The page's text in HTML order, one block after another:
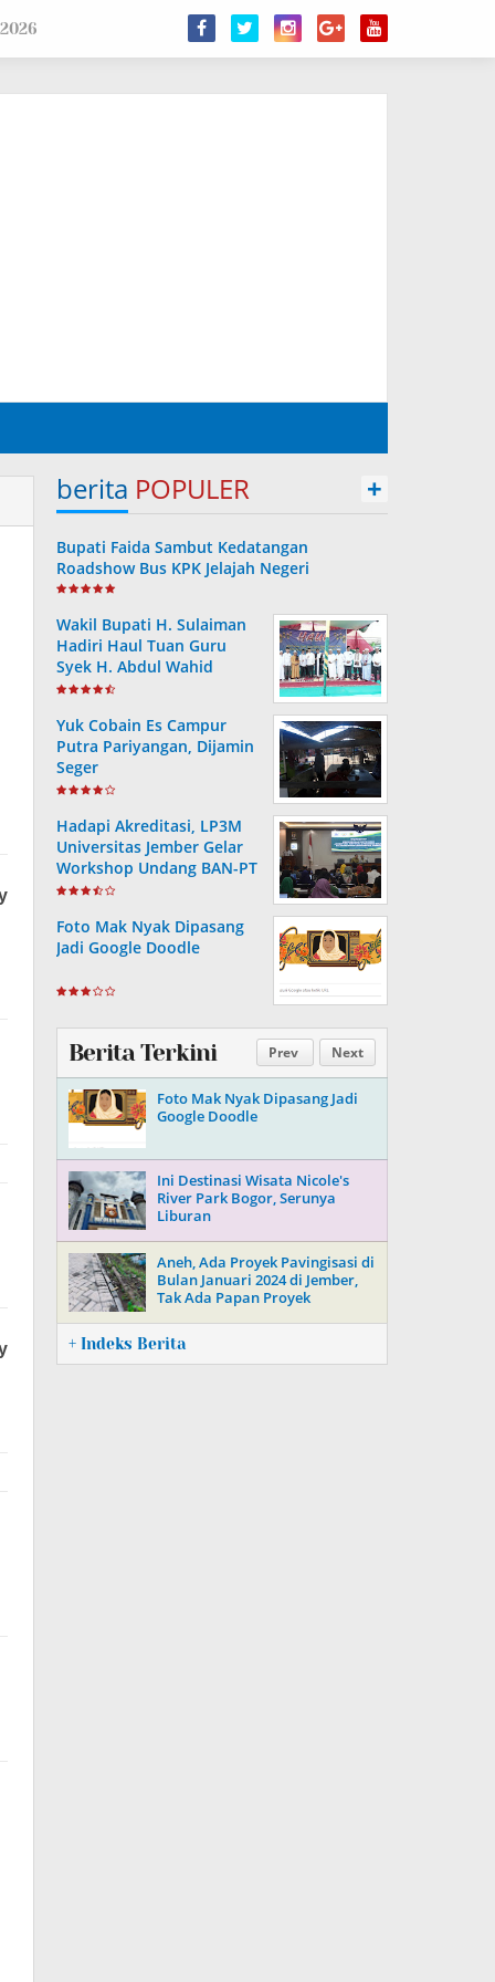
berita POPULER +
Bupati Faida Sambut Kedatangan
Roadshow Bus KPK Jelajah Negeri
Wakil Bupati H. Sulaiman
Hadiri Haul Tuan Guru
Syek H. Abdul Wahid
Yuk Cobain Es Campur
Putra Pariyangan, Dijamin
Seger
Hadapi Akreditasi, LP3M
Universitas Jember Gelar
Workshop Undang BAN-PT
Foto Mak Nyak Dipasang
Jadi Google Doodle
Prev Next
Berita Terkini
Foto Mak Nyak Dipasang Jadi
Google Doodle
Ini Destinasi Wisata Nicole's
River Park Bogor, Serunya
Liburan
Aneh, Ada Proyek Pavingisasi di
Bulan Januari 2024 di Jember,
Tak Ada Papan Proyek
+ Indeks Berita